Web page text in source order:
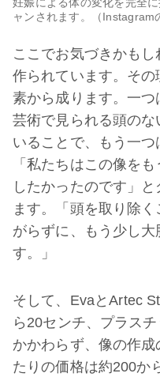
ャンされます。（Instagram
ここでお気づきかも
作られています。そ
素から成ります。一
芸術で見られる頭の
いることで、もう一つ
「私たちはこの像を
したかったのです」
ます。「頭を取り除
がらずに、もう少し
す。」
そして、EvaとArtec
ら20センチ、プラス
かかわらず、像の作
たりの価格は約200か